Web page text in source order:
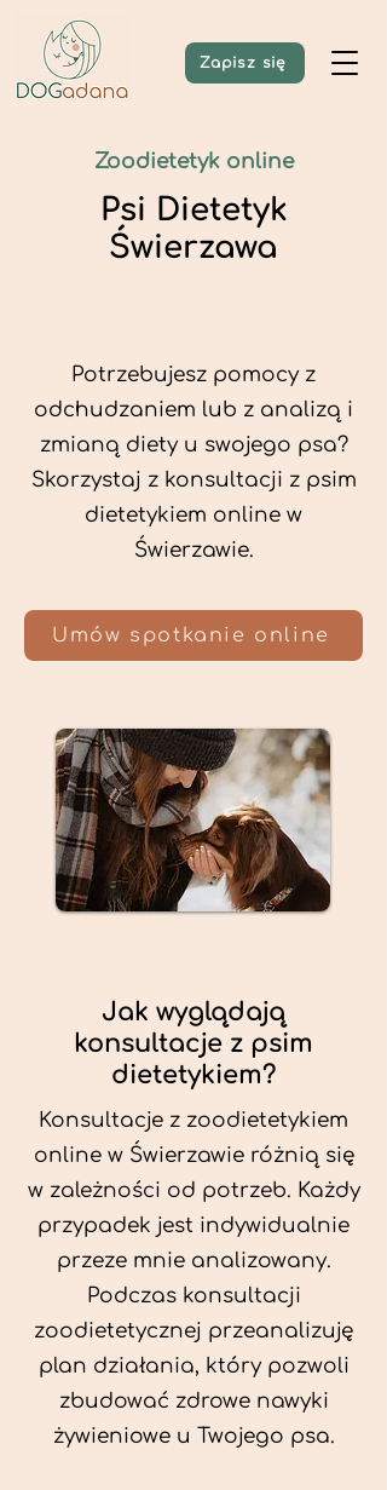
Zapisz się
Zoodietetyk online
Psi Dietetyk
Świerzawa
Potrzebujesz pomocy z
odchudzaniem lub z analizą i
zmianą diety u swojego psa?
Skorzystaj z konsultacji z psim
dietetykiem online w
Świerzawie.
Umów spotkanie online
Jak wyglądają
konsultacje z psim
dietetykiem?
Konsultacje z zoodietetykiem
online w Świerzawie różnią się
w zależności od potrzeb. Każdy
przypadek jest indywidualnie
przeze mnie analizowany.
Podczas konsultacji
zoodietetycznej przeanalizuję
plan działania, który pozwoli
zbudować zdrowe nawyki
żywieniowe u Twojego psa.